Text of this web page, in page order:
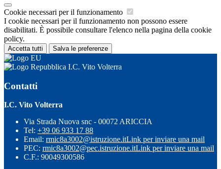
Cookie necessari per il funzionamento
I cookie necessari per il funzionamento non possono essere
disabilitati. È possibile consultare l'elenco nella pagina della cookie
policy.
Accetta tutti Salva le preferenze
I.C. Vito Volterra
Contatti
I.C. Vito Volterra
Via Strada Nuova snc - 00072 ARICCIA
Tel: +39 06 933 17 88
Email: rmic8a3002@istruzione.itLink per inviare una mail
PEC: rmic8a3002@pec.istruzione.itLink per inviare una mail
C.F.: 90049300586